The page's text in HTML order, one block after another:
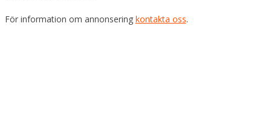
För information om annonsering kontakta oss.